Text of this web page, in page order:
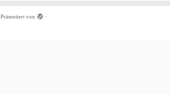
Präsentiert von
·